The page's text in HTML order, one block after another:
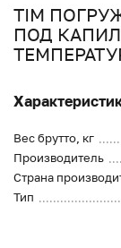
TIM
ПОД
Вес брутто, кг
Производитель
Страна
Тип